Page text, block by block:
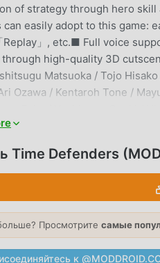
of strategy through hero
can easily adopt to this game:
Replay」, etc.■ Full voice
through high-quality 3D
Matsuoka / Tojo
Ozawa / Kentaroh Tone /
/ Juri Nagatsuma / Yuki Ito /
/ Misano SakaiHiroshi
/ Hana Hishikawa / Kyouka
Shinobu Matsumoto / Haruna
/ Ayumi Mano / Daisuke
Konomi Tamura / Shinnosuke
Matsui / Nao Ojika /
Time Defenders
Просмотрите самые
к